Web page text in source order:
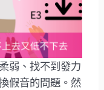
弱、找不到發力
假音的問題。然